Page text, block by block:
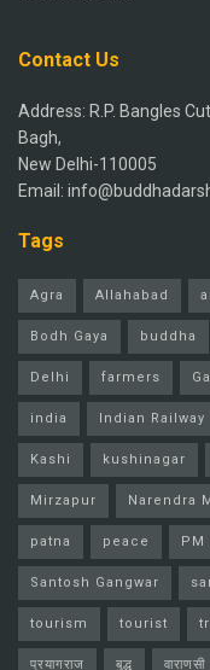
Contact Us
Address: R.P. Bangles
Bagh,
New Delhi-110005
Email:
Tags
Agra Allahabad
Bodh Gaya buddha
Delhi farmers
india Indian Railway
Kashi kushinagar
Mirzapur Narendra
patna peace PM
Santosh Gangwar
tourism tourist
प्रयागराज बुद्ध वाराणसी